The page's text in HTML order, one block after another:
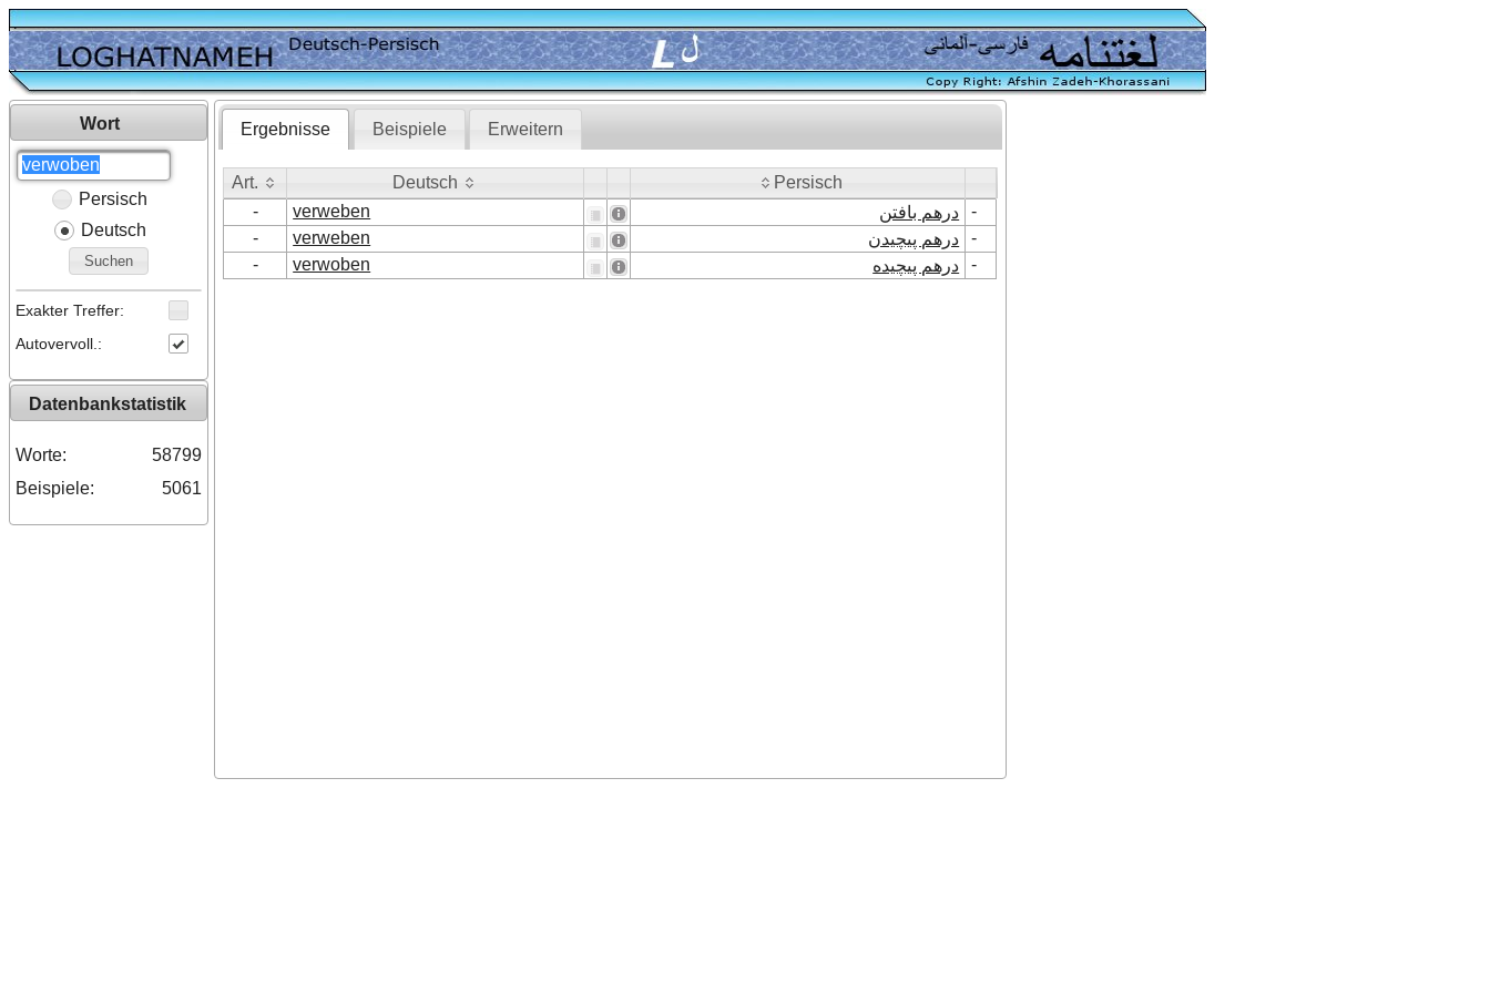
Wort
Persisch
Deutsch
Suchen
Exakter Treffer:
Autovervoll.:
Datenbankstatistik
Worte:
58799
Beispiele:
5061
Ergebnisse Beispiele Erweitern
Art. Deutsch
Persisch
Art.
- verweben درهم بافتن
-
-
verweben درهم پیچیدن
-
-
verwoben درهم پیچیده -